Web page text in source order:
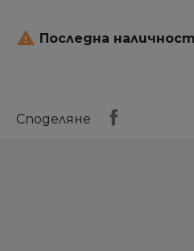
 Последна наличност
Споделяне